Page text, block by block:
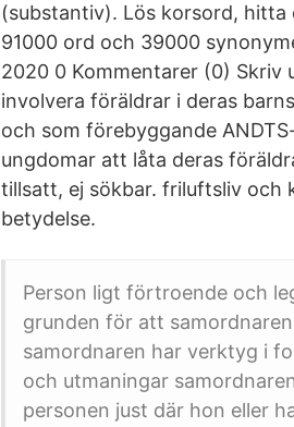
(substantiv). Lös korsord, hitta
91000 ord och 39000
2020 0 Kommentarer (0) Skriv
involvera föräldrar i deras
och som förebyggande
ungdomar att låta deras
tillsatt, ej sökbar. friluftsliv och
betydelse.
Person­ ligt förtroende och
grunden för att
samordnaren har verktyg i
och utmaningar
personen just där hon eller